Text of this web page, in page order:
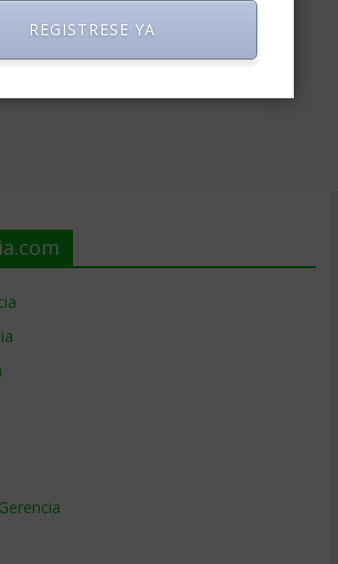
REGISTRESE YA